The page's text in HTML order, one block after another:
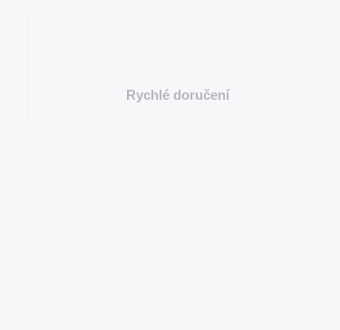
Rychlé doručení